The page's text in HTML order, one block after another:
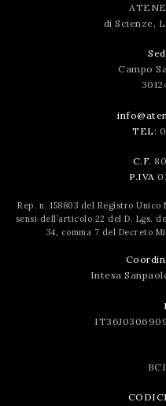
di Scienze,
Campo
TEL:
C.F.
P.IVA
Rep. n. 158803 del Registro
sensi dell’articolo 22 del D. Lgs.
34, comma 7 del Decreto
Intesa